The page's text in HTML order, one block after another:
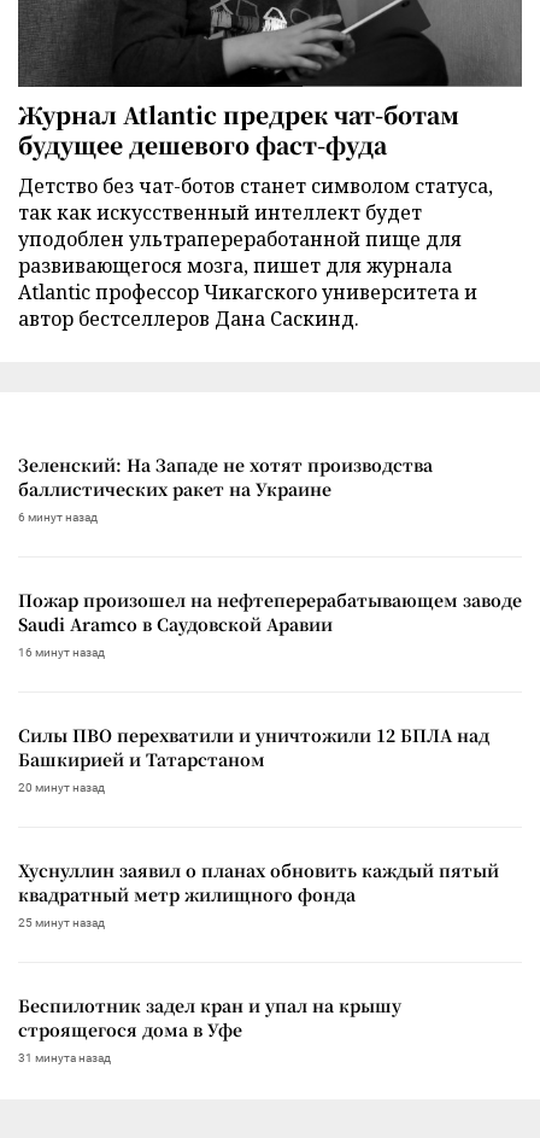
Журнал Atlantic предрек чат-ботам
будущее дешевого фаст-фуда
Детство без чат-ботов станет символом статуса,
так как искусственный интеллект будет
уподоблен ультрапереработанной пище для
развивающегося мозга, пишет для журнала
Atlantic профессор Чикагского университета и
автор бестселлеров Дана Саскинд.
Зеленский: На Западе не хотят производства
баллистических ракет на Украине
6 минут назад
Пожар произошел на нефтеперерабатывающем заводе
Saudi Aramco в Саудовской Аравии
16 минут назад
Силы ПВО перехватили и уничтожили 12 БПЛА над
Башкирией и Татарстаном
20 минут назад
Хуснуллин заявил о планах обновить каждый пятый
квадратный метр жилищного фонда
25 минут назад
Беспилотник задел кран и упал на крышу
строящегося дома в Уфе
31 минута назад